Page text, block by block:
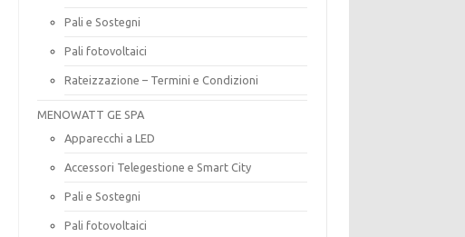
Pali e Sostegni
Pali fotovoltaici
Rateizzazione – Termini e Condizioni
MENOWATT GE SPA
Apparecchi a LED
Accessori Telegestione e Smart City
Pali e Sostegni
Pali fotovoltaici